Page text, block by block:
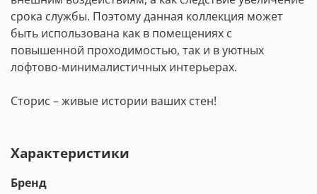
срока службы. Поэтому данная коллекция может
быть использована как в помещениях с
повышенной проходимостью, так и в уютных
лофтово-минималистичных интерьерах.
Сторис – живые истории ваших стен!
Характеристики
Бренд